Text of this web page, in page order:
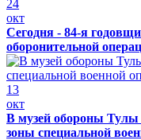
24
окт
Сегодня - 84-я
оборонительной
13
окт
В музей обороны Тулы
зоны специальной